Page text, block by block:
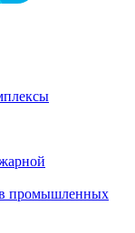
в промышленных